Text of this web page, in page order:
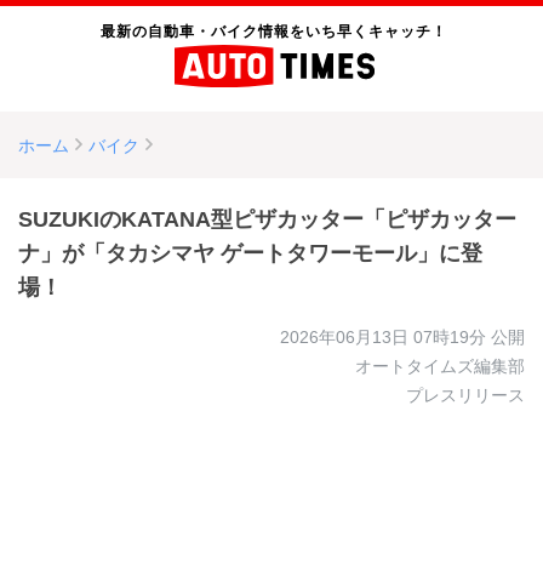
最新の自動車・バイク情報をいち早くキャッチ！
ホーム バイク
SUZUKIのKATANA型ピザカッター「ピザカッター
ナ」が「タカシマヤ ゲートタワーモール」に登
場！
2026年06月13日 07時19分 公開
オートタイムズ編集部
プレスリリース